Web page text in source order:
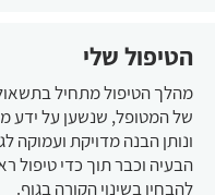
הטיפול שלי
מהלך הטיפול מתחיל
של המטופל, שנשען על ידע
ונותן הבנה מדויקת ועמוקה
הבעיה וכבר תוך כדי טיפול
להבחין בשינוי הקורה בגוף.